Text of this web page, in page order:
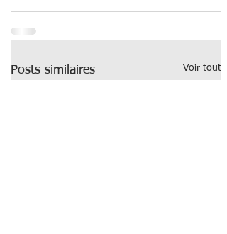
Posts similaires Voir tout